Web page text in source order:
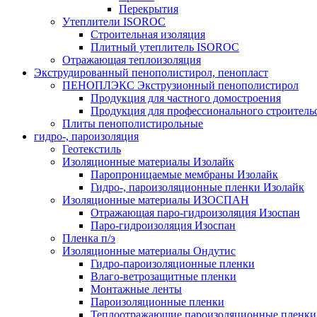
Перекрытия
Утеплители ISOROC
Строительная изоляция
Плитный утеплитель ISOROC
Отражающая теплоизоляция
Экструдированный пенополистирол, пенопласт
ПЕНОПЛЭКС Экструзионный пенополистирол
Продукция для частного домостроения
Продукция для профессионального
Плиты пенополистирольные
гидро-, пароизоляция
Геотекстиль
Изоляционные материалы Изолайк
Паропроницаемые мембраны Изолайк
Гидро-, пароизоляционные пленки Изолайк
Изоляционные материалы ИЗОСПАН
Отражающая паро-гидроизоляция Изоспан
Паро-гидроизоляция Изоспан
Пленка п/э
Изоляционные материалы Ондутис
Гидро-пароизоляционные пленки
Влаго-ветрозащитные пленки
Монтажные ленты
Пароизоляционные пленки
Теплоотражающие пароизоляционные пленки